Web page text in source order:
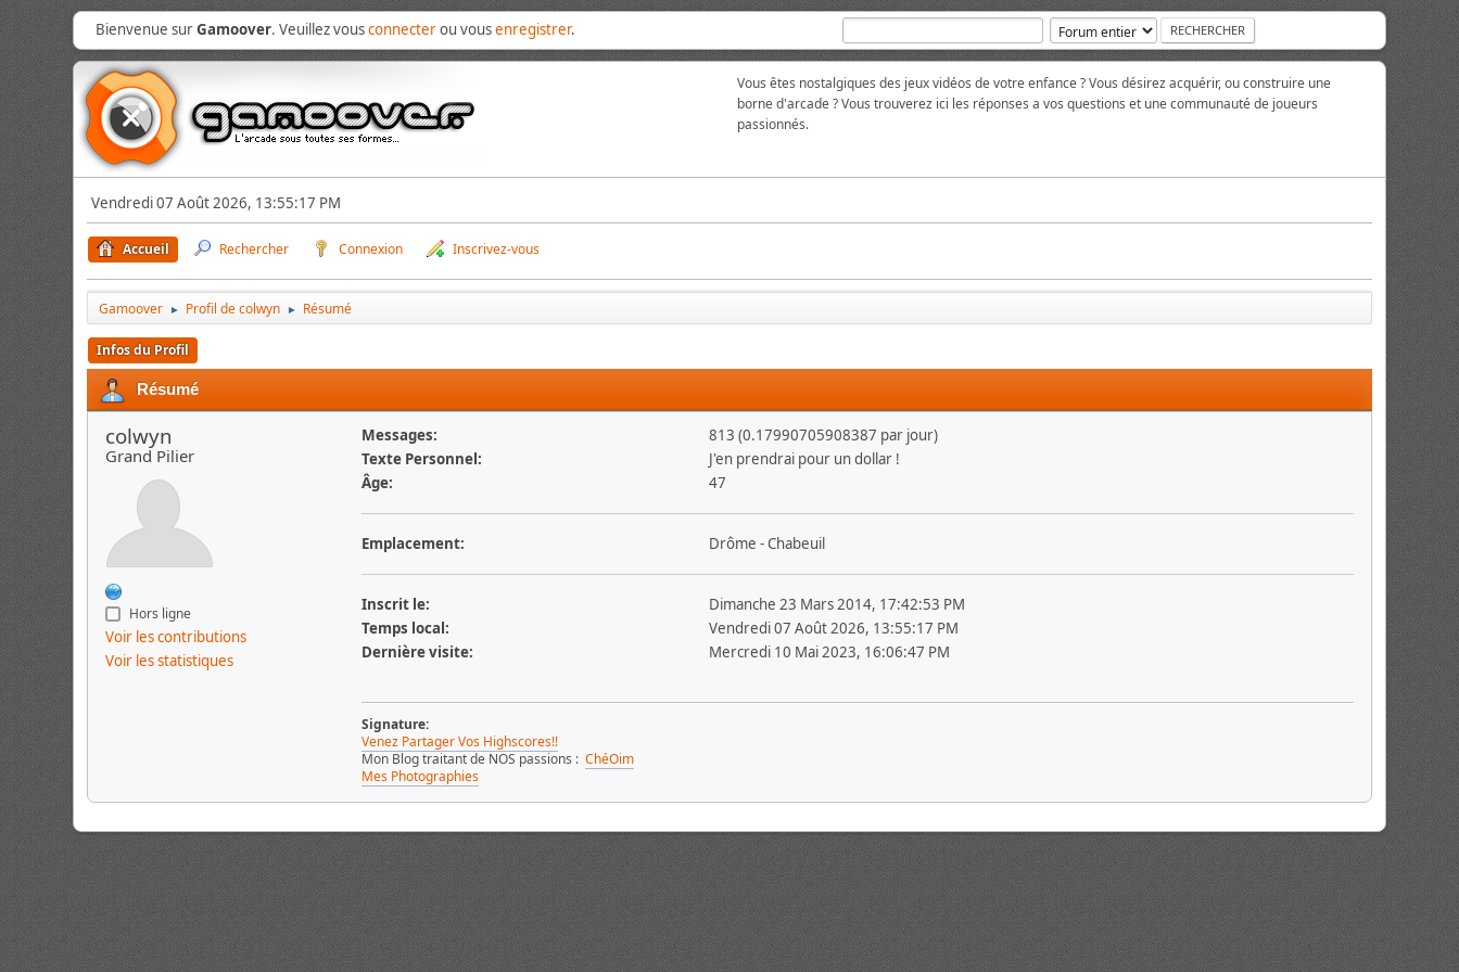
Bienvenue surGamoover. Veuillez vousconnecterou vousenregistrer.
Vous êtes nostalgiques des jeux vidéos de votre enfance ? Vous désirez acquérir, ou construire une
borne d'arcade ? Vous trouverez ici les réponses a vos questions et une communauté de joueurs
passionnés.
Vendredi 07 Août 2026, 13:55:17 PM
Accueil Rechercher Connexion Inscrivez-vous
Gamoover ► Profil de colwyn ► Résumé
Infos du Profil
Résumé
colwyn
Grand Pilier
Hors ligne
Voir les contributions
Voir les statistiques
Messages:
813 (0.17990705908387 par jour)
Texte Personnel:
J'en prendrai pour un dollar !
Âge:
47
Emplacement: Drôme - Chabeuil
Inscrit le:
Dimanche 23 Mars 2014, 17:42:53 PM
Temps local:
Vendredi 07 Août 2026, 13:55:17 PM
Dernière visite:
Mercredi 10 Mai 2023, 16:06:47 PM
Signature:
Venez Partager Vos Highscores!!
Mon Blog traitant de NOS passions : ChéOim
Mes Photographies